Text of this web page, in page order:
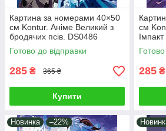
Картина за номерами 40×50
см Kontur. Аніме Великий з
бродячих псів. DS0486
Готово до відправки
285 ₴ 365 ₴
Купити
см
285 ₴
Новинка –22%